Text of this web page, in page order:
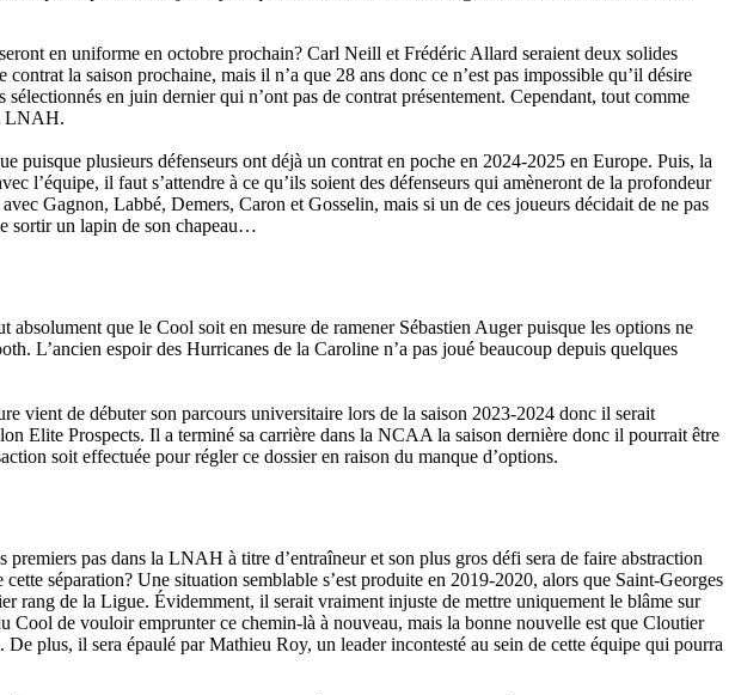
en uniforme en octobre prochain? Carl Neill et Frédéric Allard seraient deux solides
la saison prochaine, mais il n’a que 28 ans donc ce n’est pas impossible qu’il désire
en juin dernier qui n’ont pas de contrat présentement. Cependant, tout comme
LNAH.
puisque plusieurs défenseurs ont déjà un contrat en poche en 2024-2025 en Europe. Puis, la
l’équipe, il faut s’attendre à ce qu’ils soient des défenseurs qui amèneront de la profondeur
Gagnon, Labbé, Demers, Caron et Gosselin, mais si un de ces joueurs décidait de ne pas
sortir un lapin de son chapeau…
que le Cool soit en mesure de ramener Sébastien Auger puisque les options ne
L’ancien espoir des Hurricanes de la Caroline n’a pas joué beaucoup depuis quelques
vient de débuter son parcours universitaire lors de la saison 2023-2024 donc il serait
Elite Prospects. Il a terminé sa carrière dans la NCAA la saison dernière donc il pourrait être
soit effectuée pour régler ce dossier en raison du manque d’options.
pas dans la LNAH à titre d’entraîneur et son plus gros défi sera de faire abstraction
séparation? Une situation semblable s’est produite en 2019-2020, alors que Saint-Georges
rang de la Ligue. Évidemment, il serait vraiment injuste de mettre uniquement le blâme sur
Cool de vouloir emprunter ce chemin-là à nouveau, mais la bonne nouvelle est que Cloutier
plus, il sera épaulé par Mathieu Roy, un leader incontesté au sein de cette équipe qui pourra